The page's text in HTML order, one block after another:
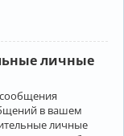
личные
в вашем
личные